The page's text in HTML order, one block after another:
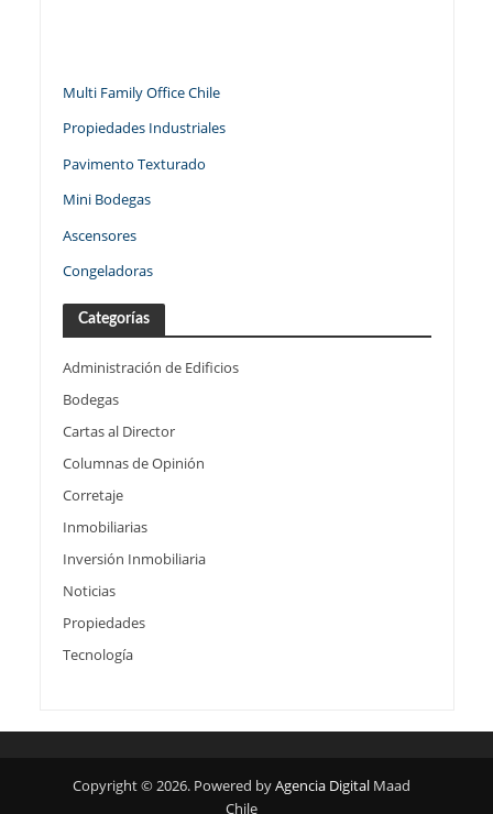
Multi Family Office Chile
Propiedades Industriales
Pavimento Texturado
Mini Bodegas
Ascensores
Congeladoras
Categorías
Administración de Edificios
Bodegas
Cartas al Director
Columnas de Opinión
Corretaje
Inmobiliarias
Inversión Inmobiliaria
Noticias
Propiedades
Tecnología
Copyright © 2026. Powered byAgencia DigitalMaad
Chile